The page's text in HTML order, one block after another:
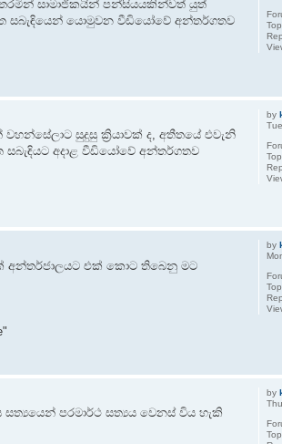
සාමාජිකයින් පන්සියයකින්වත් යුත්
සබැඳියෙන් යොමුවන වීඩියෝවේ අන්තර්ගතව
by
සුදුසු ක්‍රියාවක් ද, අතීතයේ එවැනි
අදාළ වීඩියෝවේ අන්තර්ගතව
by
අන්තර්ජාලයට එක් කොට තිබෙනු මට
by
පරමාර්ථ සත්‍යය වෙනස් විය හැකි